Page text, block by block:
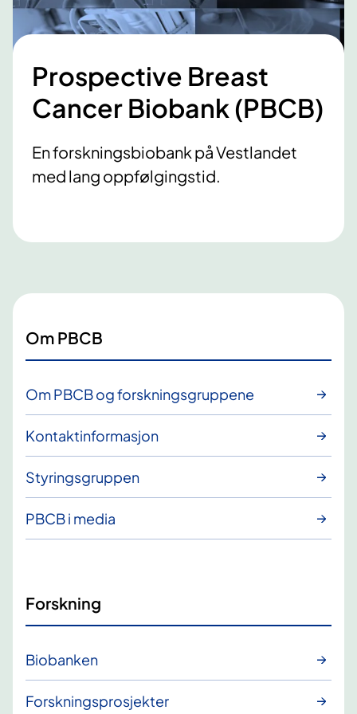
Prospective Breast
Cancer Biobank (PBCB)
En forskningsbiobank på Vestlandet
med lang oppfølgingstid.
Om PBCB
Om PBCB og forskningsgruppene
Kontaktinformasjon
Styringsgruppen
PBCB i media
Forskning
Biobanken
Forskningsprosjekter